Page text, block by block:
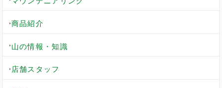
商品紹介
山の情報・知識
店舗スタッフ